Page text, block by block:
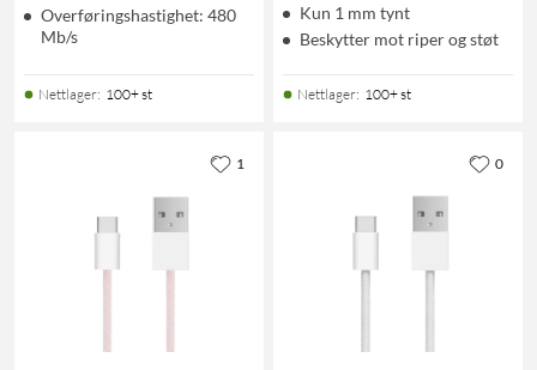
Overføringshastighet: 480
Mb/s
Nettlager: 100+ st
Kun 1 mm tynt
Beskytter mot riper og støt
Nettlager: 100+ st
1 0